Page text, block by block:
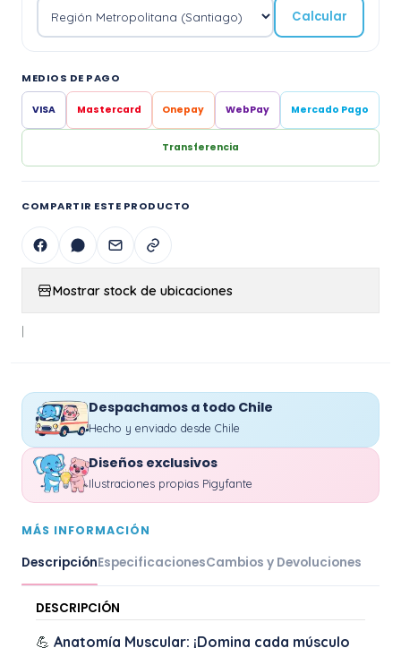
Calcular
MEDIOS DE PAGO
VISA Mastercard Onepay WebPay Mercado Pago
Transferencia
COMPARTIR ESTE PRODUCTO
Mostrar stock de ubicaciones
|
Despachamos a todo Chile
Hecho y enviado desde Chile
Diseños exclusivos
Ilustraciones propias Pigyfante
MÁS INFORMACIÓN
DescripciónEspecificacionesCambios y Devoluciones
DESCRIPCIÓN
💪 Anatomía Muscular: ¡Domina cada músculo